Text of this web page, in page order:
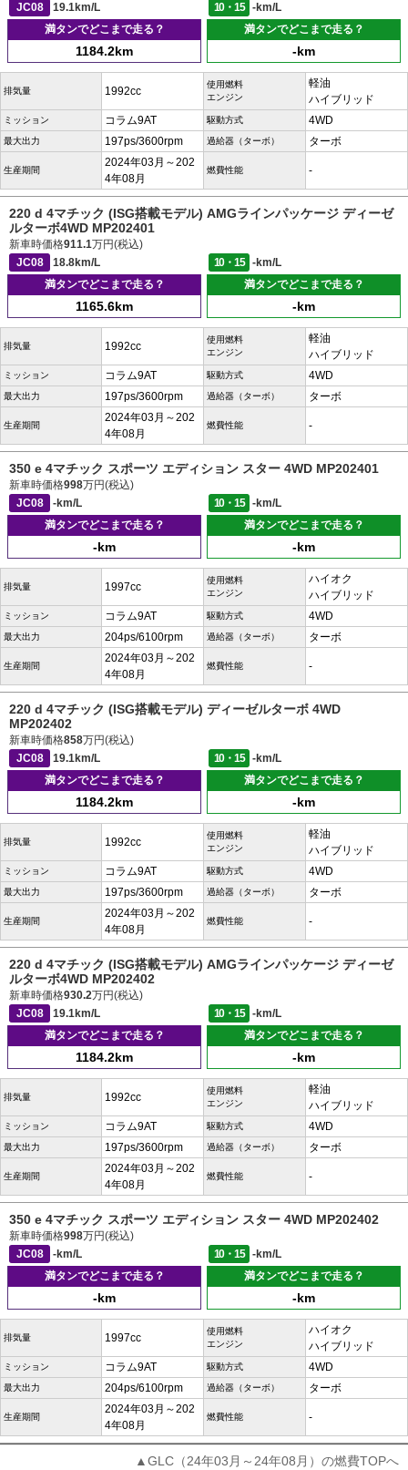
JC08
19.1km/L 10・15
-km/L
満タンでどこまで走る？
1184.2km
満タンでどこまで走る？
-km
排気量 1992cc
使用燃料
エンジン
軽油
ハイブリッド
ミッション コラム9AT 駆動方式 4WD
最大出力 197ps/3600rpm 過給器（ターボ） ターボ
生産期間
2024年03月～202
4年08月
燃費性能 -
220 d 4マチック (ISG搭載モデル) AMGラインパッケージ ディーゼ
ルターボ4WD MP202401
新車時価格911.1万円(税込)
JC08
18.8km/L 10・15
-km/L
満タンでどこまで走る？
1165.6km
満タンでどこまで走る？
-km
排気量 1992cc
使用燃料
エンジン
軽油
ハイブリッド
ミッション コラム9AT 駆動方式 4WD
最大出力 197ps/3600rpm 過給器（ターボ） ターボ
生産期間
2024年03月～202
4年08月
燃費性能 -
350 e 4マチック スポーツ エディション スター 4WD MP202401
新車時価格998万円(税込)
JC08
-km/L 10・15
-km/L
満タンでどこまで走る？
-km
満タンでどこまで走る？
-km
排気量 1997cc
使用燃料
エンジン
ハイオク
ハイブリッド
ミッション コラム9AT 駆動方式 4WD
最大出力 204ps/6100rpm 過給器（ターボ） ターボ
生産期間
2024年03月～202
4年08月
燃費性能 -
220 d 4マチック (ISG搭載モデル) ディーゼルターボ 4WD
MP202402
新車時価格858万円(税込)
JC08
19.1km/L 10・15
-km/L
満タンでどこまで走る？
1184.2km
満タンでどこまで走る？
-km
排気量 1992cc
使用燃料
エンジン
軽油
ハイブリッド
ミッション コラム9AT 駆動方式 4WD
最大出力 197ps/3600rpm 過給器（ターボ） ターボ
生産期間
2024年03月～202
4年08月
燃費性能 -
220 d 4マチック (ISG搭載モデル) AMGラインパッケージ ディーゼ
ルターボ4WD MP202402
新車時価格930.2万円(税込)
JC08
19.1km/L 10・15
-km/L
満タンでどこまで走る？
1184.2km
満タンでどこまで走る？
-km
排気量 1992cc
使用燃料
エンジン
軽油
ハイブリッド
ミッション コラム9AT 駆動方式 4WD
最大出力 197ps/3600rpm 過給器（ターボ） ターボ
生産期間
2024年03月～202
4年08月
燃費性能 -
350 e 4マチック スポーツ エディション スター 4WD MP202402
新車時価格998万円(税込)
JC08
-km/L 10・15
-km/L
満タンでどこまで走る？
-km
満タンでどこまで走る？
-km
排気量 1997cc
使用燃料
エンジン
ハイオク
ハイブリッド
ミッション コラム9AT 駆動方式 4WD
最大出力 204ps/6100rpm 過給器（ターボ） ターボ
生産期間
2024年03月～202
4年08月
燃費性能 -
▲GLC（24年03月～24年08月）の燃費TOPへ